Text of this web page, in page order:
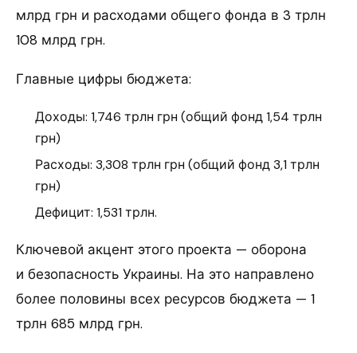
млрд грн и расходами общего фонда в 3 трлн
108 млрд грн.
Главные цифры бюджета:
Доходы: 1,746 трлн грн (общий фонд 1,54 трлн
грн)
Расходы: 3,308 трлн грн (общий фонд 3,1 трлн
грн)
Дефицит: 1,531 трлн.
Ключевой акцент этого проекта — оборона
и безопасность Украины. На это направлено
более половины всех ресурсов бюджета — 1
трлн 685 млрд грн.